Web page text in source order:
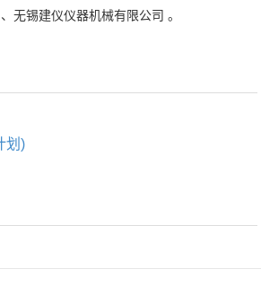
、 无锡建仪仪器机械有限公司 。
划)